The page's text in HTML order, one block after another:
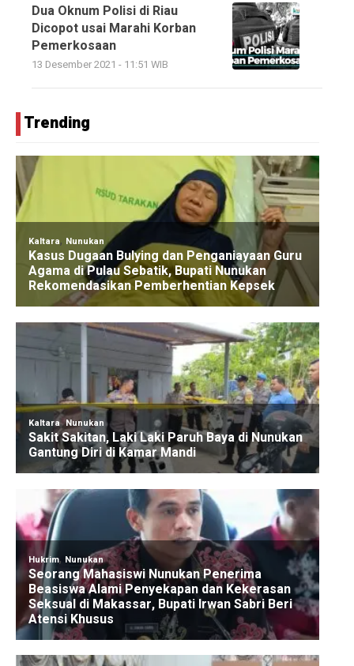
Dua Oknum Polisi di Riau
Dicopot usai Marahi Korban
Pemerkosaan
13 Desember 2021 - 11:51 WIB
Trending